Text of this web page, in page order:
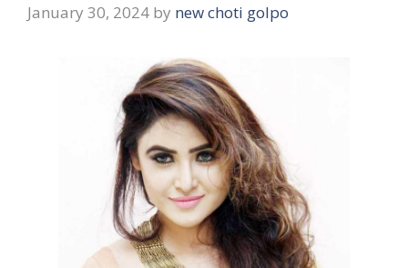
January 30, 2024 by new choti golpo